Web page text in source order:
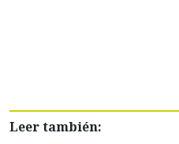
Leer también: